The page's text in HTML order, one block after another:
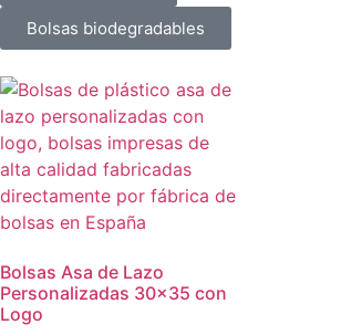
Bolsas biodegradables
Bolsas Asa de Lazo
Personalizadas 30×35 con
Logo